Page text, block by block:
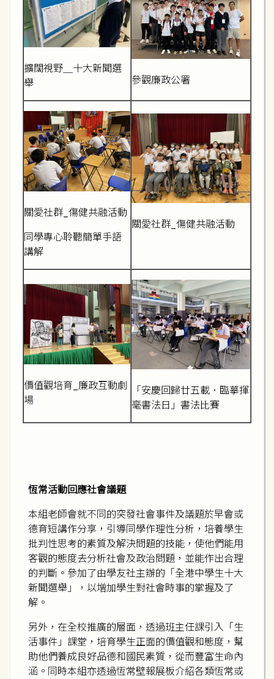
擴闊視野＿十大新聞選
舉
參觀廉政公署
關愛社群_傷健共融活動
同學專心聆聽簡單手語
講解
關愛社群_傷健共融活動
價值觀培育_廉政互動劇
場
「安慶回歸廿五載．臨摹揮
毫書法日」書法比賽
恆常活動回應社會議題
本組老師會就不同的突發社會事件及議題於早會或
德育短講作分享，引導同學作理性分析，培養學生
批判性思考的素質及解決問題的技能，使他們能用
客觀的態度去分析社會及政治問題，並能作出合理
的判斷。參加了由學友社主辦的「全港中學生十大
新聞選舉」，以增加學生對社會時事的掌握及了
解。
另外，在全校推廣的層面，透過班主任課引入「生
活事件」課堂，培育學生正面的價值觀和態度，幫
助他們養成良好品德和國民素質，從而豐富生命內
涵。同時本組亦透過恆常壁報展板介紹各類恆常或